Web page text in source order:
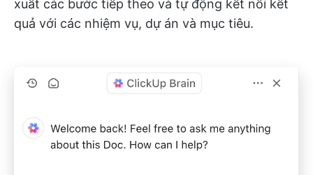
xuất các bước tiếp theo và tự động kết nối kết
quả với các nhiệm vụ, dự án và mục tiêu.